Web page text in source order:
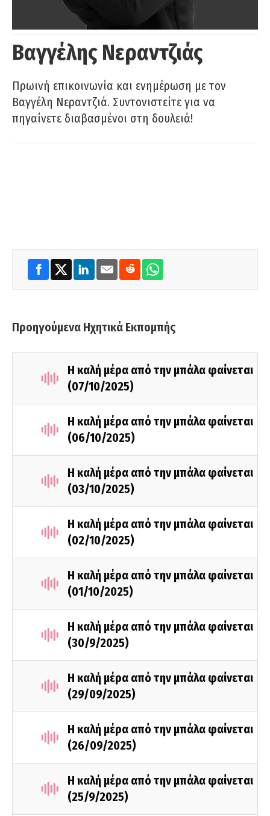
Βαγγέλης Νεραντζιάς
Πρωινή επικοινωνία και ενημέρωση με τον
Βαγγέλη Νεραντζιά. Συντονιστείτε για να
πηγαίνετε διαβασμένοι στη δουλειά!
Προηγούμενα Ηχητικά Εκπομπής
Η καλή μέρα από την μπάλα φαίνεται
(07/10/2025)
Η καλή μέρα από την μπάλα φαίνεται
(06/10/2025)
Η καλή μέρα από την μπάλα φαίνεται
(03/10/2025)
Η καλή μέρα από την μπάλα φαίνεται
(02/10/2025)
Η καλή μέρα από την μπάλα φαίνεται
(01/10/2025)
Η καλή μέρα από την μπάλα φαίνεται
(30/9/2025)
Η καλή μέρα από την μπάλα φαίνεται
(29/09/2025)
Η καλή μέρα από την μπάλα φαίνεται
(26/09/2025)
Η καλή μέρα από την μπάλα φαίνεται
(25/9/2025)